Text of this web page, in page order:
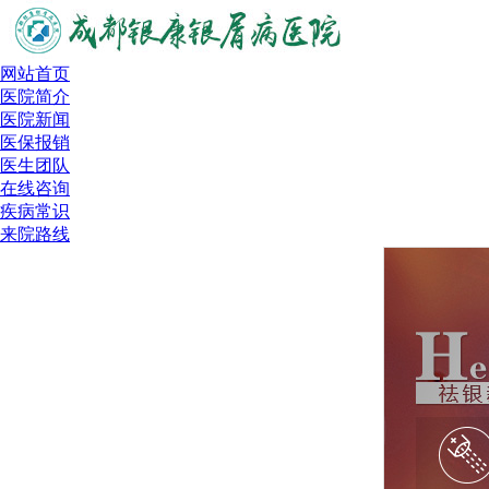
网站首页
医院简介
医院新闻
医保报销
医生团队
在线咨询
疾病常识
来院路线